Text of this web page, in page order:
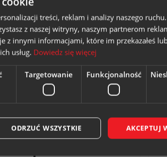
26.05.2017
ENERGIA
treści, reklam i analizy naszego
z naszej witryny, naszym partnerom
z innymi informacjami, które im przekazałeś
usług. Dowiedz się więcej
Targetowanie Funkcjonalność
AKCEPTUJ
ODRZUĆ WSZYSTKIE